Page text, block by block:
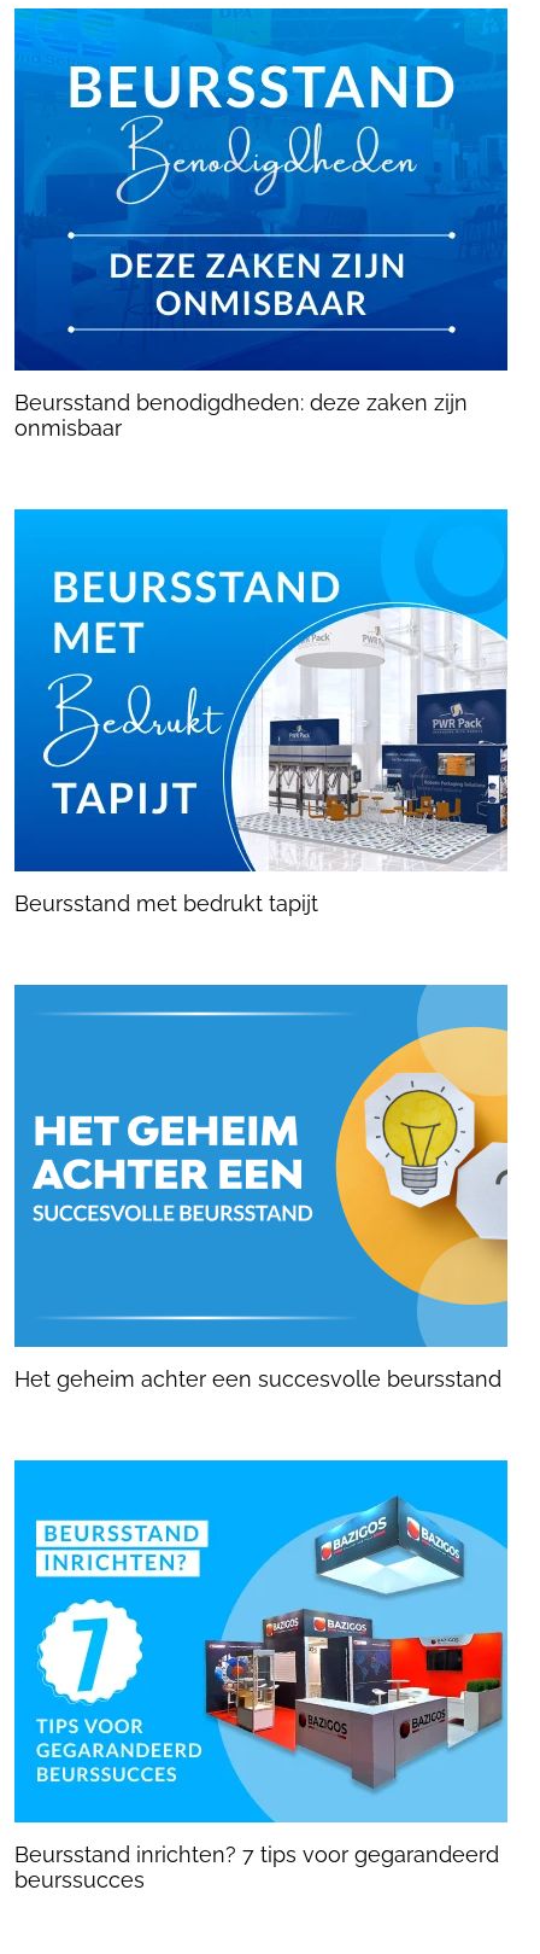
Beursstand benodigdheden: deze zaken zijn
onmisbaar
Beursstand met bedrukt tapijt
Het geheim achter een succesvolle beursstand
Beursstand inrichten? 7 tips voor gegarandeerd
beurssucces